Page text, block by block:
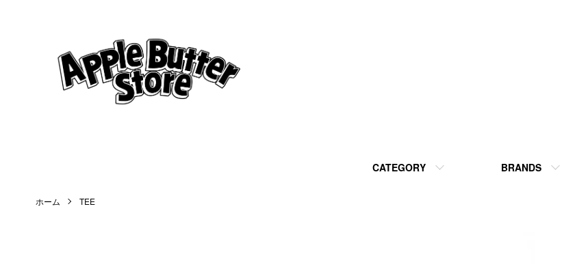
CATEGORY BRANDS
ホーム TEE